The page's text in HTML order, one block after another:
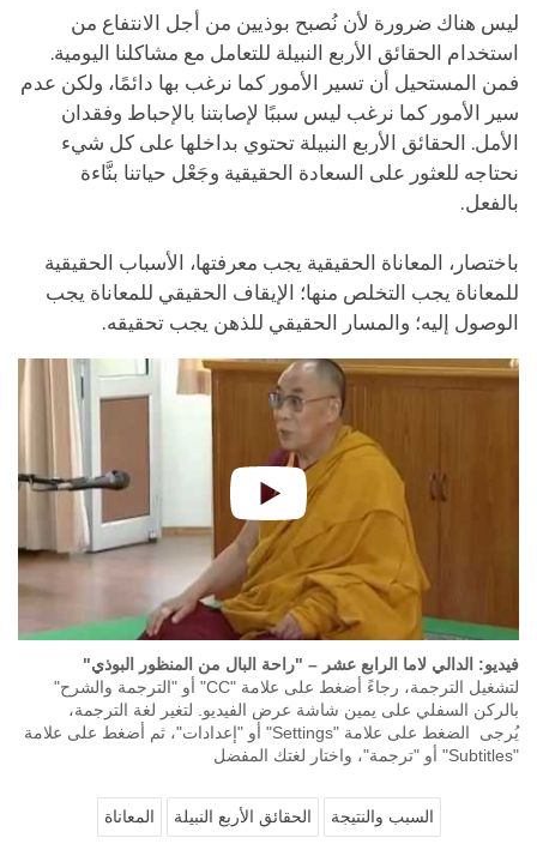
ليس هناك ضرورة لأن نُصبح بوذيين من أجل اﻻنتفاع من
استخدام الحقائق الأربع النبيلة للتعامل مع مشاكلنا اليومية.
فمن المستحيل أن تسير الأمور كما نرغب بها دائمًا، ولكن عدم
سير الأمور كما نرغب ليس سببًا لإصابتنا بالإحباط وفقدان
الأمل. الحقائق الأربع النبيلة تحتوي بداخلها على كل شيء
نحتاجه للعثور على السعادة الحقيقية وجَعْل حياتنا بنَّاءة
بالفعل.
باختصار، المعاناة الحقيقية يجب معرفتها، الأسباب الحقيقية
للمعاناة يجب التخلص منها؛ الإيقاف الحقيقي للمعاناة يجب
الوصول إليه؛ والمسار الحقيقي للذهن يجب تحقيقه.
فيديو: الدالي لاما الرابع عشر – "راحة البال من المنظور البوذي"
لتشغيل الترجمة، رجاءً أضغط على علامة "CC" أو "الترجمة والشرح"
بالركن السفلي على يمين شاشة عرض الفيديو. لتغير لغة الترجمة،
يُرجى الضغط على علامة "Settings" أو "إعدادات"، ثم أضغط على علامة
"Subtitles" أو "ترجمة"، واختار لغتك المفضل
السبب والنتيجة الحقائق الأربع النبيلة المعاناة